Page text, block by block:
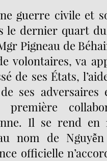
guerre civile et
le dernier quart
Pigneau de
volontaires, va
de ses États,
ses
première
Il se rend en
nom de
officielle